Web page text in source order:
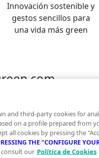
Innovación sostenible y
gestos sencillos para
una vida más green
and third-party cookies for
on a profile prepared from
all cookies by pressing the
THE "CONFIGURE
our Política de Cookies